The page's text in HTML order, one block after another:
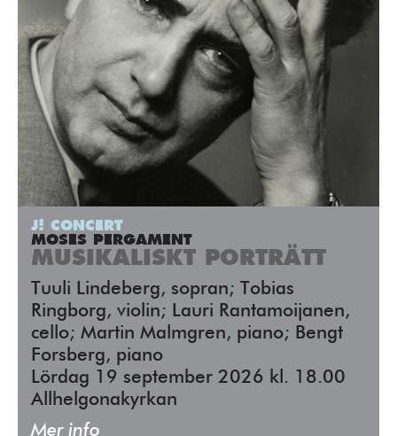
J! CONCERT
MOSES PERGAMENT
MUSIKALISKT PORTRÄTT
Ringborg, violin; Lauri Rantamoijanen,
cello; Martin Malmgren, piano; Bengt
Forsberg, piano
Lördag 19 september 2026 kl. 18.00
Allhelgonakyrkan
Mer info